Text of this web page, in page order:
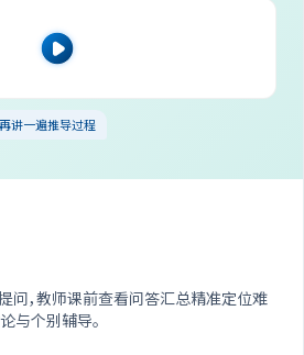
讲一遍推导过程
问，教师课前查看问答汇总精准定位难
与个别辅导。